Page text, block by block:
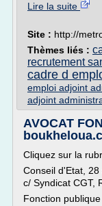
Lire la suite
Site : http://
Thèmes liés :
recrutement
cadre d
emploi adjoint
adjoint
AVOCAT
Cliquez sur la
Conseil d'Etat,
c/ Syndicat CGT,
Fonction